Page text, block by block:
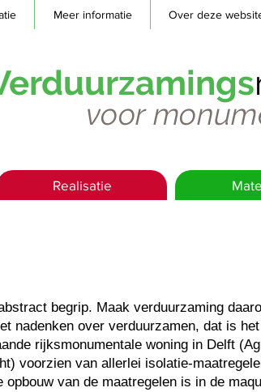
Meer informatie Over deze
voor
Realisatie
begrip. Maak verduurzaming
nadenken over verduurzamen, dat is
rijksmonumentale woning in Delft
voorzien van allerlei isolatie-
opbouw van de maatregelen is in de